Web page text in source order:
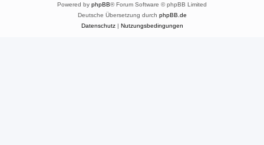
Powered by phpBB® Forum Software © phpBB Limited
Deutsche Übersetzung durch phpBB.de
Datenschutz| Nutzungsbedingungen